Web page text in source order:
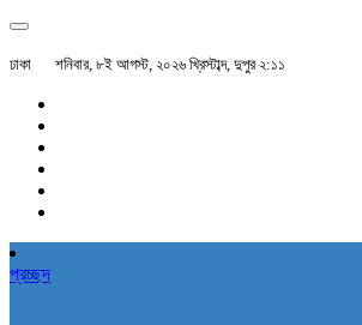
ঢাকা শনিবার, ৮ই আগস্ট, ২০২৬ খ্রিস্টাব্দ, দুপুর ২:১১
প্রচ্ছদ